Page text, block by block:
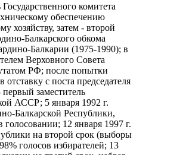
комитета
обеспечению
хозяйству, затем - второй
Балкарского обкома
Балкарии (1975-1990); в
Верховного Совета
РФ; после попытки
отставку с поста председателя
заместитель
АССР; 5 января 1992 г.
Балкарской Республики,
12 января 1997 г.
на второй срок (выборы
голосов избирателей; 13